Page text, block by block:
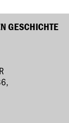
GESCHICHTE